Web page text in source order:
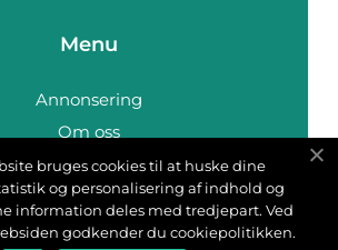
Menu
Annonsering
Om oss
Cookies
Kontakta oss
Sitemap
bruges cookies til at huske dine
og personalisering af indhold og
information deles med tredjepart. Ved
godkender du cookiepolitikken.